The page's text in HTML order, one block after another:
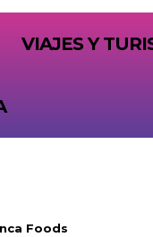
VIAJES Y
Foods